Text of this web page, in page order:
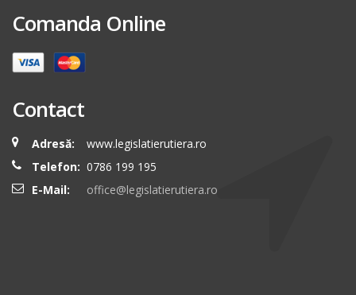
Comanda Online
Contact
Adresă:
www.legislatierutiera.ro
Telefon: 0786 199 195
E-Mail:
office@legislatierutiera.ro